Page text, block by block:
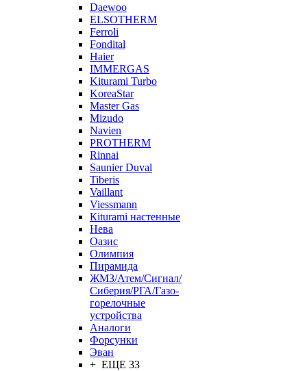
Daewoo
ELSOTHERM
Ferroli
Fondital
Haier
IMMERGAS
Kiturami Turbo
KoreaStar
Master Gas
Mizudo
Navien
PROTHERM
Rinnai
Saunier Duval
Tiberis
Vaillant
Viessmann
Кiturami настенные
Нева
Оазис
Олимпия
Пирамида
ЖМЗ/Атем/Сигнал/
Сиберия/РГА/Газо-
горелочные
устройства
Aналоги
Форсунки
Эван
+ ЕЩЕ 33